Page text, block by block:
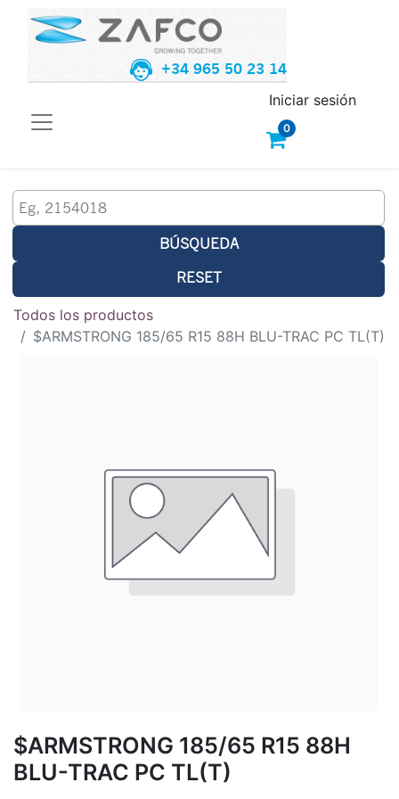
+34 965 50 23 14
0
Iniciar sesión
BÚSQUEDA
RESET
Todos los productos
$ARMSTRONG 185/65 R15 88H BLU-TRAC PC TL(T)
$ARMSTRONG 185/65 R15 88H
BLU-TRAC PC TL(T)